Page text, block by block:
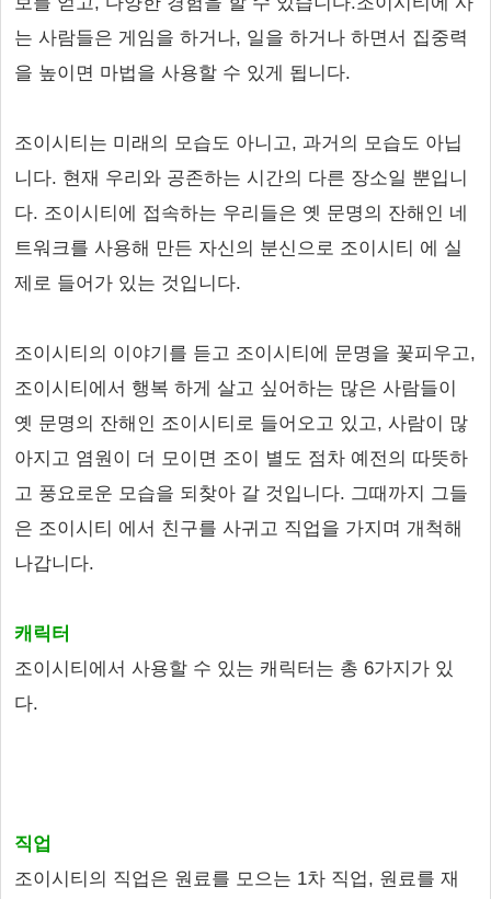
는 사람들은 게임을 하거나, 일을 하거나 하면서 집중력
을 높이면 마법을 사용할 수 있게 됩니다.
조이시티는 미래의 모습도 아니고, 과거의 모습도 아닙
니다. 현재 우리와 공존하는 시간의 다른 장소일 뿐입니
다. 조이시티에 접속하는 우리들은 옛 문명의 잔해인 네
트워크를 사용해 만든 자신의 분신으로 조이시티 에 실
제로 들어가 있는 것입니다.
조이시티의 이야기를 듣고 조이시티에 문명을 꽃피우고,
조이시티에서 행복 하게 살고 싶어하는 많은 사람들이
옛 문명의 잔해인 조이시티로 들어오고 있고, 사람이 많
아지고 염원이 더 모이면 조이 별도 점차 예전의 따뜻하
고 풍요로운 모습을 되찾아 갈 것입니다. 그때까지 그들
은 조이시티 에서 친구를 사귀고 직업을 가지며 개척해
나갑니다.
캐릭터
조이시티에서 사용할 수 있는 캐릭터는 총 6가지가 있
다.
직업
조이시티의 직업은 원료를 모으는 1차 직업, 원료를 재